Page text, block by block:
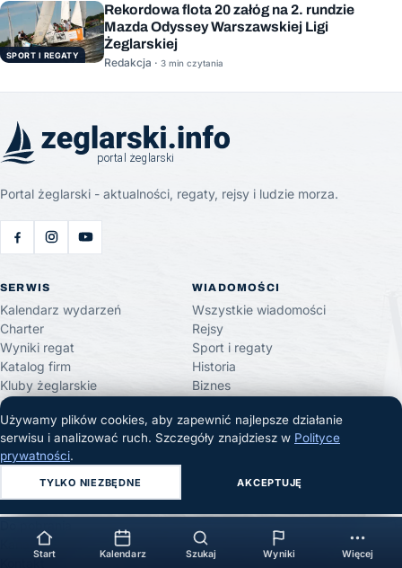
SPORT I REGATY
Rekordowa flota 20 załóg na 2. rundzie
Mazda Odyssey Warszawskiej Ligi
Żeglarskiej
Redakcja · 3 min czytania
Portal żeglarski - aktualności, regaty, rejsy i ludzie morza.
SERWIS
Kalendarz wydarzeń
Charter
Wyniki regat
Katalog firm
Kluby żeglarskie
Ogłoszenia
Moje konto
WIADOMOŚCI
Wszystkie wiadomości
Rejsy
Sport i regaty
Historia
Biznes
Żeglarski.TV
INFORMACJE
Kanał RSS
Kontakt
Używamy plików cookies, aby zapewnić najlepsze działanie
serwisu i analizować ruch. Szczegóły znajdziesz w Polityce
prywatności.
TYLKO NIEZBĘDNE AKCEPTUJĘ
Start Kalendarz Szukaj Wyniki Więcej